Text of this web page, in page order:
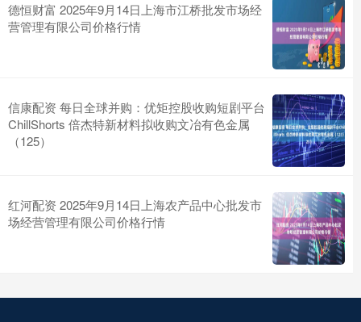
德恒财富 2025年9月14日上海市江桥批发市场经
营管理有限公司价格行情
信康配资 每日全球并购：优矩控股收购短剧平台
ChillShorts 倍杰特新材料拟收购文冶有色金属
（125）
红河配资 2025年9月14日上海农产品中心批发市
场经营管理有限公司价格行情